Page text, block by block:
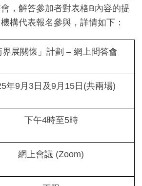
，解答參加者對表格B內容的提
構代表報名參與，詳情如下：
界展關懷」計劃 – 網上問答會
年9月3日及9月15日(共兩場)
下午4時至5時
網上會議 (Zoom)